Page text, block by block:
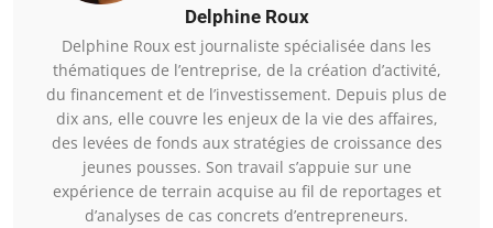
Delphine Roux
Delphine Roux est journaliste spécialisée dans les
thématiques de l’entreprise, de la création d’activité,
du financement et de l’investissement. Depuis plus de
dix ans, elle couvre les enjeux de la vie des affaires,
des levées de fonds aux stratégies de croissance des
jeunes pousses. Son travail s’appuie sur une
expérience de terrain acquise au fil de reportages et
d’analyses de cas concrets d’entrepreneurs.